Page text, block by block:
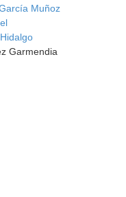
Muñoz
Garmendia